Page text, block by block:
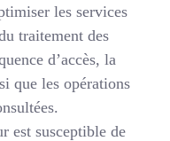
les services
traitement des
d’accès, la
que les opérations
est susceptible de